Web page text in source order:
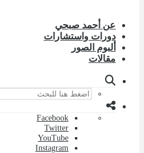
عن أحمد صبحي
دورات واستشارات
ألبوم الصور
مقالات
Facebook
Twitter
YouTube
Instagram